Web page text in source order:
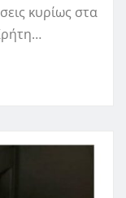
κυρίως στα